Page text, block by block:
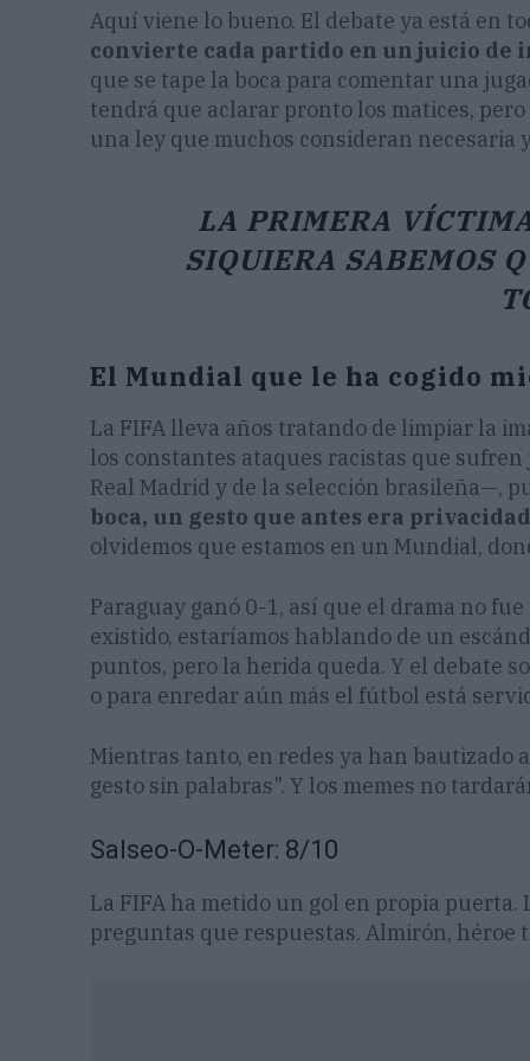
Aquí viene lo bueno. El debate ya está en
convierte cada partido en un juicio de
que se tape la boca para comentar una
tendrá que aclarar pronto los matices,
una ley que muchos consideran necesaria
LA PRIMERA
SIQUIERA SABEMOS
El Mundial que le ha cogido
La FIFA lleva años tratando de limpiar la
los constantes ataques racistas que
Real Madrid y de la selección brasileña—,
boca, un gesto que antes era
olvidemos que estamos en un Mundial,
Paraguay ganó 0-1, así que el drama no
existido, estaríamos hablando de un
puntos, pero la herida queda. Y el debate
o para enredar aún más el fútbol está
Mientras tanto, en redes ya han bautizado
gesto sin palabras". Y los memes no
Salseo-O-Meter: 8/10
La FIFA ha metido un gol en propia
preguntas que respuestas. Almirón, héroe